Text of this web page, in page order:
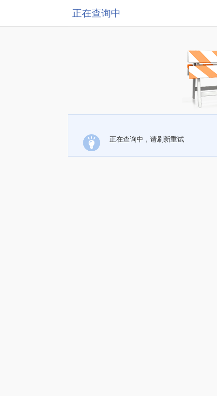
正在查询中
正在查询中，请刷新重试